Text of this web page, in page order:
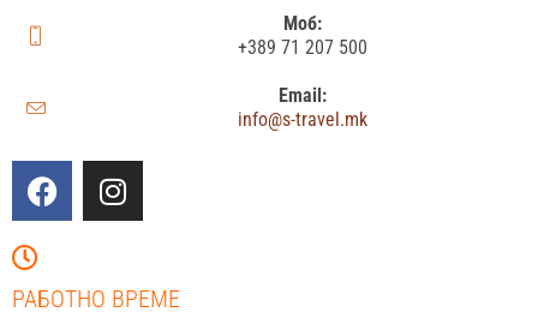
Моб:
+389 71 207 500
Email:
info@s-travel.mk
РАБОТНО ВРЕМЕ